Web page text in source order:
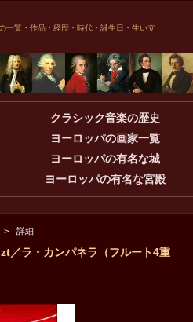
一覧・作品・経歴・時代・誕生日・生い立
クラシック音楽の歴史
ヨーロッパの画家一覧
ヨーロッパの有名な城
ヨーロッパの有名な宮殿
詳細
ラ・カンパネラ（フルート4重